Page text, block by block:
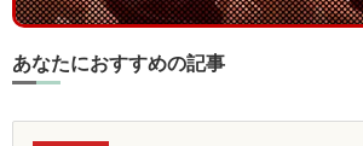
あなたにおすすめの記事